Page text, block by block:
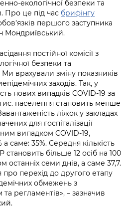
організації
адміністрація
та Захисниць
Київ Цифровий
стану
стану
екологічної безпеки та
Про це під час брифінгу
першого заступника
Мондриївський.
постійної комісії з
безпеки та
Ми врахували зміну показників
заходів. Так, у
нових випадків COVID-19 за
тис. населення становить менше
ліжок у закладах
для госпіталізації
випадком COVID-19,
саме: 35%. Середня кількість
більше 12 осіб на 100
останніх семи днів, а саме 37,7.
перехід до другого етапу
обмежень з
регламентів», – зазначив